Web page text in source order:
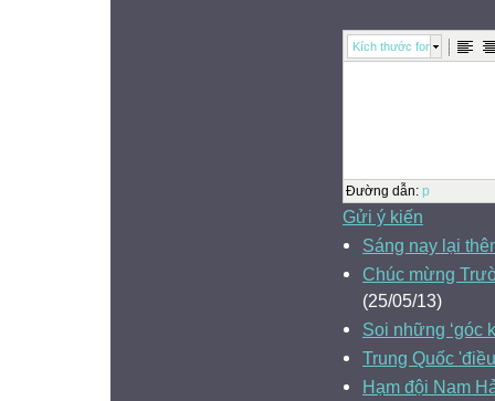
Kích thước font
Đường dẫn: p
Gửi ý kiến
Sáng nay lại
Chúc mừng
(25/05/13)
Soi những ‘góc
Trung Quốc
Hạm đội Nam